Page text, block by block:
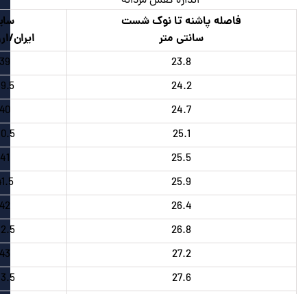
فاصله پاشنه تا نوک شست
سانتی متر
ایران/
23.8
39
24.2
24.7
25.1
25.5
41
25.9
26.4
26.8
27.2
27.6